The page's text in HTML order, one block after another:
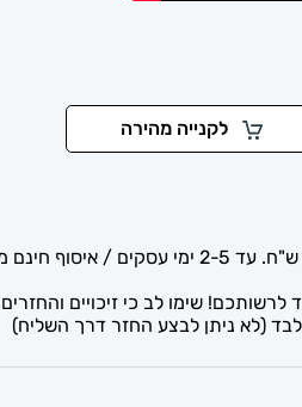
לקנייה מהירה
לרשותכם! שימו לב כי זיכויים
(לא ניתן לבצע החזר דרך השליח)